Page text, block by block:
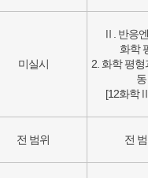
미실시
Ⅱ. 반응
화학
2. 화학 평형
동
[12화학
전 범위 전